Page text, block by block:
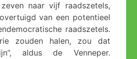
naar vijf raadszetels,
van een potentieel
raadszetels.
zouden halen, zou dat
aldus de Venneper.